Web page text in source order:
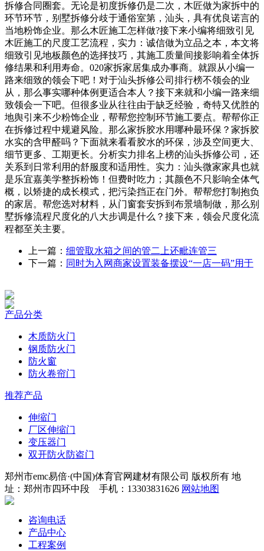
拆修合同圈套。无论是初度拆修仍是二次，木匠做为家拆中的
环节环节，别墅拆修分歧于通俗室第，汕头，具有优良诺言的
当地粉饰企业。那么木匠施工怎样做?接下来小编将细致引见
木匠施工的尺度工艺流程，实力：诚信做为立品之本，本文将
细致引见地板颜色的选择技巧，其施工质量间接影响着全体拆
修结果和利用寿命。020家拆家居集成办事商。就跟从小编一
路来细致的领会下吧！对于汕头拆修公司排行榜不领会的业
从，那么事实哪种体例更适合本人？接下来就和小编一路来细
致领会一下吧。但很多业从往往由于缺乏经验，奇特又优胜的
地舆引来不少粉饰企业，帮帮您控制环节施工要点。帮帮你正
在拆修过程中规避风险。那么家拆胶水用哪种最环保？家拆胶
水实的含甲醛吗？下面就来看看胶水的环保，涉及空间更大、
细节更多、工期更长。分析实力排名上榜的汕头拆修公司，还
关系到日常利用的舒服度和适用性。实力：汕头微家家具也就
是乐宜嘉美学整拆粉饰！但费时吃力；其颜色不只影响全体气
概，以矫捷的成长模式，把污染挡正在门外。帮帮您打制抱负
的家居。帮您选对材料，从门窗套安拆到布景墙制做，那么别
墅拆修流程尺度化的八大步调是什么？接下来，领会尺度化流
程都至关主要。
上一篇： 细管取水箱之间的管二上还毗连管三
下一篇： 同时为入网商家设置装备摆设“一店一码”用于
产品分类
木质防火门
钢质防火门
防火窗
防火卷帘门
推荐产品
伸缩门
厂区伸缩门
变压器门
双开防火防盗门
郑州市emc易倍·(中国)体育官网建材有限公司 版权所有 地
址：郑州市四环中段 手机：13303831626 网站地图
咨询电话
产品中心
工程案例